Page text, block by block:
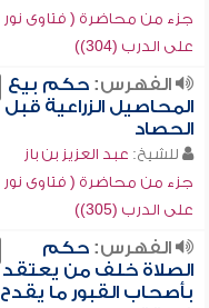
جزء من محاضرة ( فتاوى نور
على الدرب (304))
الفهرس:حكم بيع
المحاصيل الزراعية قبل
الحصاد
للشيخ: عبد العزيز بن باز
جزء من محاضرة ( فتاوى نور
على الدرب (305))
الفهرس:حكم
الصلاة خلف من يعتقد
بأصحاب القبور ما يقدح